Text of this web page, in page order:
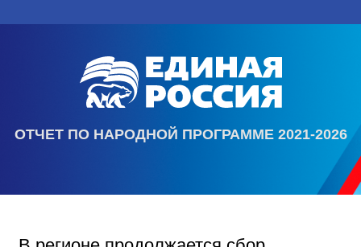
ОТЧЕТ ПО НАРОДНОЙ ПРОГРАММЕ 2021-2026